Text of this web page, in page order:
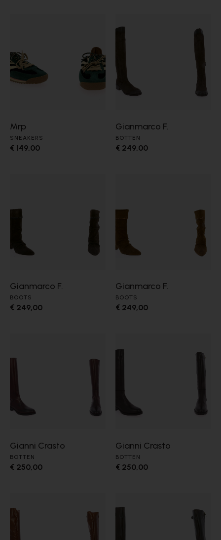
Mrp
SNEAKERS
€ 149,00
Gianmarco F.
BOTTEN
€ 249,00
Gianmarco F.
BOOTS
€ 249,00
Gianmarco F.
BOOTS
€ 249,00
Gianni Crasto
BOTTEN
€ 250,00
Gianni Crasto
BOTTEN
€ 250,00